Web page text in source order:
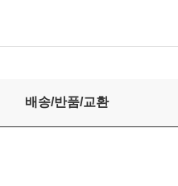
배송/반품/교환